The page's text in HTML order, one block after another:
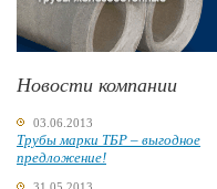
Новости компании
03.06.2013
Трубы марки ТБР – выгодное
предложение!